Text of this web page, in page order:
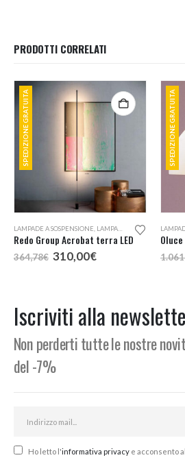
PRODOTTI CORRELATI
SPEDIZIONE GRATUITA
LAMPADE A SOSPENSIONE LAMPADE DA TERRA
Redo Group Acrobat terra LED
364,78€ Il
prezzo
310,00€Il
SPEDIZIONE GRATUITA
Iscriviti alla
Non perderti tutte le nostre
del -7%
Ho letto l'informativa privacy e acconsento